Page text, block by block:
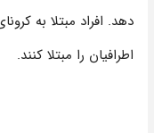
دهد. افراد مبتلا به
اطرافیان را مبتلا کنند.